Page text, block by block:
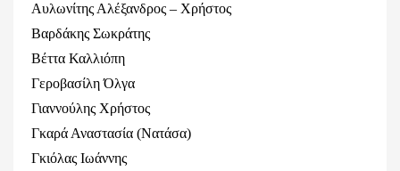
Αυλωνίτης Αλέξανδρος – Χρήστος
Βαρδάκης Σωκράτης
Βέττα Καλλιόπη
Γεροβασίλη Όλγα
Γιαννούλης Χρήστος
Γκαρά Αναστασία (Νατάσα)
Γκιόλας Ιωάννης